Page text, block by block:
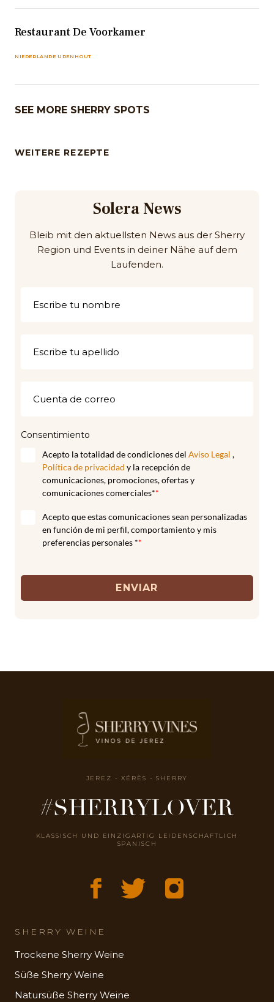
Restaurant De Voorkamer
NIEDERLANDE UDENHOUT
SEE MORE SHERRY SPOTS
WEITERE REZEPTE
Solera News
Bleib mit den aktuellsten News aus der Sherry
Region und Events in deiner Nähe auf dem
Laufenden.
Consentimiento
Acepto la totalidad de condiciones del Aviso Legal ,
Política de privacidad y la recepción de
comunicaciones, promociones, ofertas y
comunicaciones comerciales**
Acepto que estas comunicaciones sean personalizadas
en función de mi perfil, comportamiento y mis
preferencias personales **
ENVIAR
JEREZ - XÉRÈS - SHERRY
#SHERRYLOVER
KLASSISCH UND EINZIGARTIG LEIDENSCHAFTLICH
SPANISCH
SHERRY WEINE
Trockene Sherry Weine
Süße Sherry Weine
Natursüße Sherry Weine